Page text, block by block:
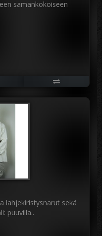
samankokoiseen
lahjekiristysnarut sekä
puuvilla..